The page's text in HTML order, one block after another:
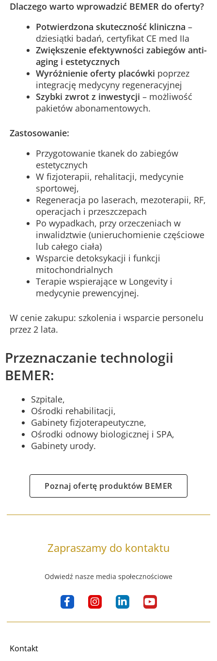
Dlaczego warto wprowadzić BEMER do oferty?
Potwierdzona skuteczność kliniczna –
dziesiątki badań, certyfikat CE med IIa
Zwiększenie efektywności zabiegów anti-
aging i estetycznych
Wyróżnienie oferty placówki poprzez
integrację medycyny regeneracyjnej
Szybki zwrot z inwestycji – możliwość
pakietów abonamentowych.
Zastosowanie:
Przygotowanie tkanek do zabiegów
estetycznych
W fizjoterapii, rehalitacji, medycynie
sportowej,
Regeneracja po laserach, mezoterapii, RF,
operacjach i przeszczepach
Po wypadkach, przy orzeczeniach w
inwalidztwie (unieruchomienie częściowe
lub całego ciała)
Wsparcie detoksykacji i funkcji
mitochondrialnych
Terapie wspierające w Longevity i
medycynie prewencyjnej.
W cenie zakupu: szkolenia i wsparcie personelu
przez 2 lata.
Przeznaczanie technologii
BEMER:
Szpitale,
Ośrodki rehabilitacji,
Gabinety fizjoterapeutyczne,
Ośrodki odnowy biologicznej i SPA,
Gabinety urody.
Poznaj ofertę produktów BEMER
Zapraszamy do kontaktu
Odwiedź nasze media społecznościowe
F
a
c
I
n
s
L
i
n
Y
o
u
Kontakt